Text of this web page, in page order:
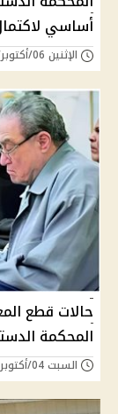
أساسي
الإثنين 06/أكتوبر/2025 - 11:43 ص
حالات قطع
المحكمة
السبت 04/أكتوبر/2025 - 04:47 م